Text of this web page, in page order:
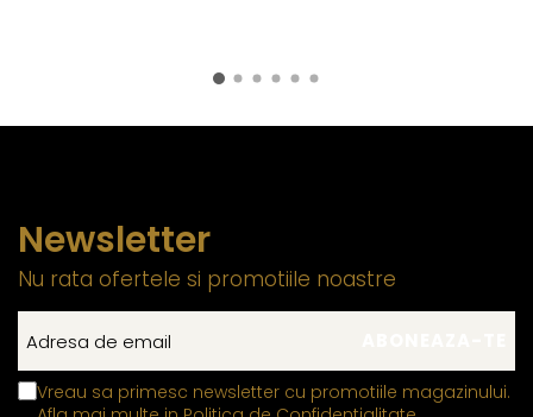
Newsletter
Nu rata ofertele si promotiile noastre
Vreau sa primesc newsletter cu promotiile magazinului.